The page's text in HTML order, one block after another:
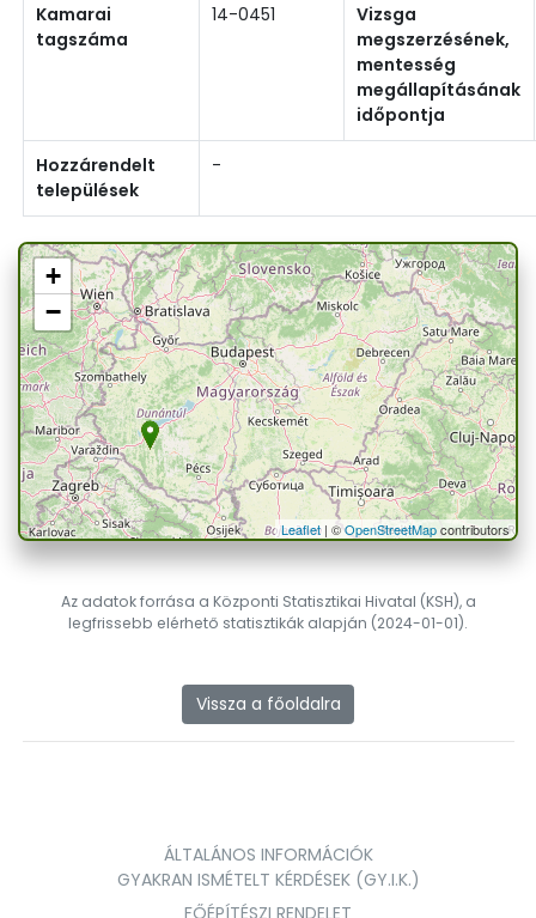
Kamarai
tagszáma
14-0451
Vizsga
megszerzésének,
mentesség
megállapításának
időpontja
Hozzárendelt
települések
-
+
−
Leaflet| ©OpenStreetMapcontributors
Az adatok forrása a Központi Statisztikai Hivatal (KSH), a
legfrissebb elérhető statisztikák alapján (2024-01-01).
Vissza a főoldalra
ÁLTALÁNOS INFORMÁCIÓK
GYAKRAN ISMÉTELT KÉRDÉSEK (GY.I.K.)